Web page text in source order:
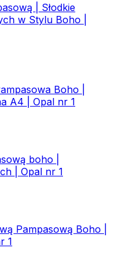
| Słodkie
w Stylu Boho |
Boho |
A4 | Opal nr 1
boho |
| Opal nr 1
Pampasową Boho |
1